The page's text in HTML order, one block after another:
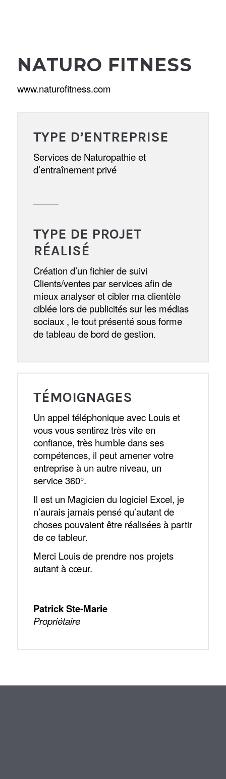
NATURO FITNESS
www.naturofitness.com
TYPE D’ENTREPRISE
Services de Naturopathie et
d’entraînement privé
TYPE DE PROJET
RÉALISÉ
Création d’un fichier de suivi
Clients/ventes par services afin de
mieux analyser et cibler ma clientèle
ciblée lors de publicités sur les médias
sociaux , le tout présenté sous forme
de tableau de bord de gestion.
TÉMOIGNAGES
Un appel téléphonique avec Louis et
vous vous sentirez très vite en
confiance, très humble dans ses
compétences, il peut amener votre
entreprise à un autre niveau, un
service 360°.
Il est un Magicien du logiciel Excel, je
n’aurais jamais pensé qu’autant de
choses pouvaient être réalisées à partir
de ce tableur.
Merci Louis de prendre nos projets
autant à cœur.
Patrick Ste-Marie
Propriétaire